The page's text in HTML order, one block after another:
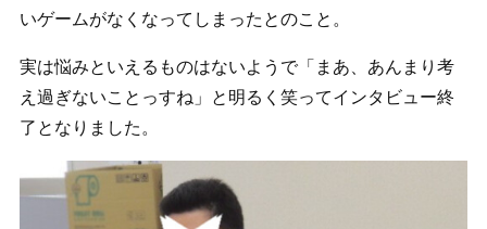
いゲームがなくなってしまったとのこと。
実は悩みといえるものはないようで「まあ、あんまり考
え過ぎないことっすね」と明るく笑ってインタビュー終
了となりました。